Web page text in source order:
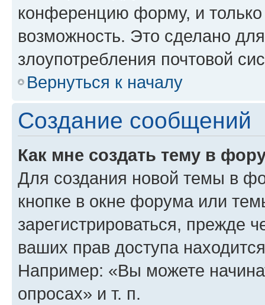
конференцию форму, и
возможность. Это сделано
злоупотребления почтовой
Вернуться к началу
Создание сообщений
Как мне создать тему в
Для создания новой темы в
кнопке в окне форума или
зарегистрироваться, прежде
ваших прав доступа
Например: «Вы можете
опросах» и т. п.